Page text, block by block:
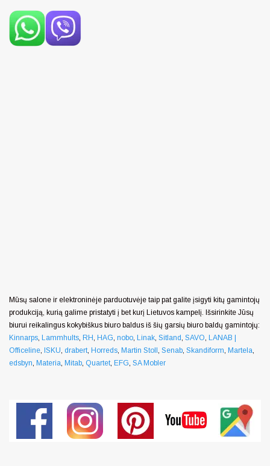
Mūsų salone ir elektroninėje parduotuvėje taip pat galite įsigyti kitų gamintojų
produkciją, kurią galime pristatyti į bet kurį Lietuvos kampelį. Išsirinkite Jūsų
biurui reikalingus kokybiškus biuro baldus iš šių garsių biuro baldų gamintojų:
Kinnarps, Lammhults, RH, HAG, nobo, Linak, Sitland, SAVO, LANAB |
Officeline, ISKU, drabert, Horreds, Martin Stoll, Senab, Skandiform, Martela,
edsbyn, Materia, Mitab, Quartet, EFG, SA Mobler